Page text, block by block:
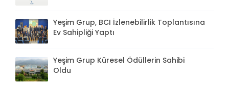
Yeşim Grup, BCI İzlenebilirlik Toplantısına
Ev Sahipliği Yaptı
Yeşim Grup Küresel Ödüllerin Sahibi
Oldu